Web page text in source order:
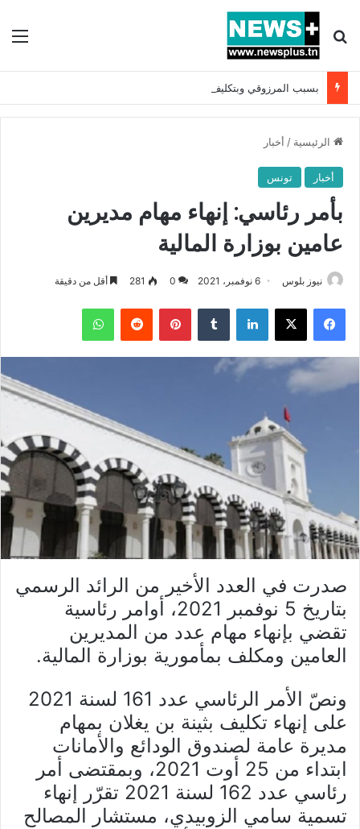
بحث عن
الرئيسية / أخبار
أخبار تونس
بأمر رئاسي: إنهاء مهام مديرين
عامين بوزارة المالية
نيوز بلوس 6 نوفمبر، 2021 0
281 أقل من دقيقة
فيسبوك X لينكدإن بينتيريست واتساب
صدرت في العدد الأخير من الرائد الرسمي
بتاريخ 5 نوفمبر 2021، أوامر رئاسية
تقضي بإنهاء مهام عدد من المديرين
العامين ومكلف بمأمورية بوزارة المالية.
ونصّ الأمر الرئاسي عدد 161 لسنة 2021
على إنهاء تكليف بثينة بن يغلان بمهام
مديرة عامة لصندوق الودائع والأمانات
ابتداء من 25 أوت 2021، وبمقتضى أمر
رئاسي عدد 162 لسنة 2021 تقرّر إنهاء
تسمية سامي الزوبيدي، مستشار المصالح